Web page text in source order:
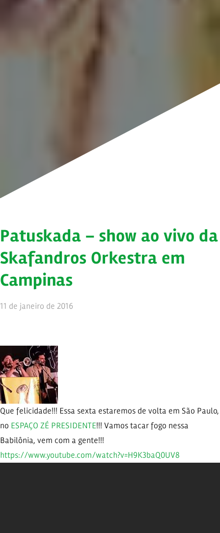
Patuskada – show ao vivo da
Skafandros Orkestra em
Campinas
11 de janeiro de 2016
Que felicidade!!! Essa sexta estaremos de volta em São Paulo,
no ESPAÇO ZÉ PRESIDENTE!!! Vamos tacar fogo nessa
Babilônia, vem com a gente!!!
https://www.youtube.com/watch?v=H9K3baQ0UV8